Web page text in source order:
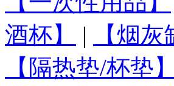
酒杯】
| 【烟灰
【隔热垫/杯垫】